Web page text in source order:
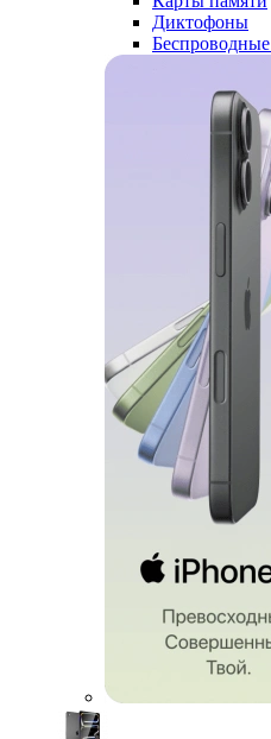
Диктофоны